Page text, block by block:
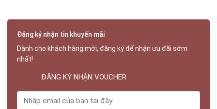
Đăng ký nhận tin khuyến mãi
Dành cho khách hàng mới, đăng ký để nhận ưu đãi sớm
nhất!
ĐĂNG KÝ NHẬN VOUCHER